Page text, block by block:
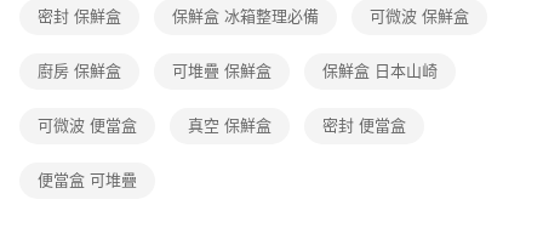
密封 保鮮盒 保鮮盒 冰箱整理必備 可微波 保鮮盒
廚房 保鮮盒 可堆疊 保鮮盒 保鮮盒 日本山崎
可微波 便當盒 真空 保鮮盒 密封 便當盒
便當盒 可堆疊